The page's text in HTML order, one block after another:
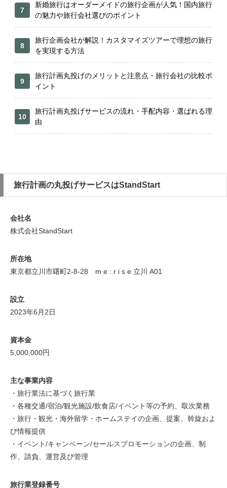
新婚旅行はオーダーメイドの旅行企画が人気！国内旅行
の魅力や旅行会社選びのポイント
旅行企画会社が解説！カスタマイズツアーで理想の旅行
を実現する方法
旅行計画丸投げのメリットと注意点・旅行会社の比較ポ
イント
旅行計画丸投げサービスの流れ・手配内容・選ばれる理
由
旅行計画の丸投げサービスはStandStart
会社名
株式会社StandStart
所在地
東京都立川市曙町2-8-28 m e : r i s e 立川 A01
設立
2023年6月2日
資本金
5,000,000円
主な事業内容
・旅行業法に基づく旅行業
・各種交通/宿泊/観光施設/飲食店/イベント等の予約、取次業務
・旅行・観光・海外留学・ホームステイの企画、提案、斡旋およ
び情報提供
・イベント/キャンペーン/セールスプロモーションの企画、制
作、請負、運営及び管理
旅行業登録番号